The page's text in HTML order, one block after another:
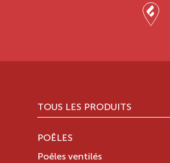
TOUS LES PRODUITS
POÊLES
Poêles ventilés